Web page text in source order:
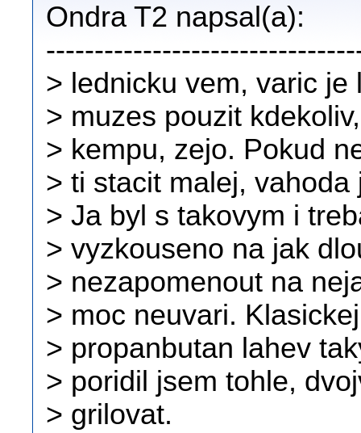
Ondra T2 napsal(a):
> lednicku vem, varic je
> muzes pouzit
> kempu, zejo. Pokud
> ti stacit malej,
> Ja byl s takovym i
> vyzkouseno na jak
> nezapomenout na
> moc neuvari.
> propanbutan lahev
> poridil jsem tohle,
> grilovat.